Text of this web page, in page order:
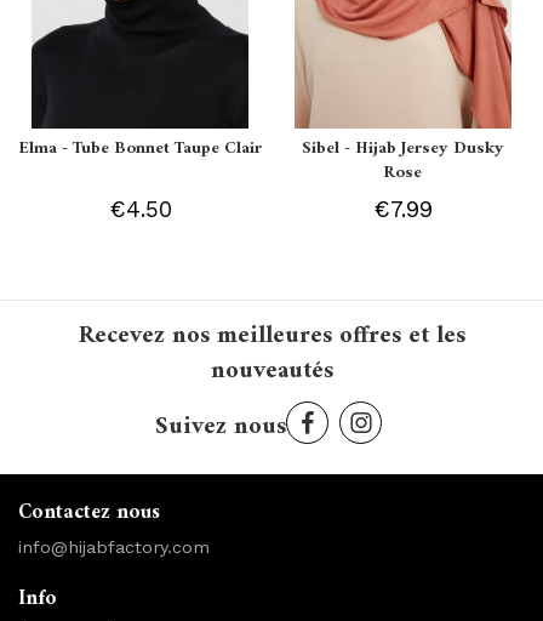
Elma - Tube Bonnet Taupe Clair
€4.50
Sibel - Hijab Jersey Dusky
Rose
€7.99
Recevez nos meilleures offres et les
nouveautés
Suivez nous
Contactez nous
info@hijabfactory.com
Info